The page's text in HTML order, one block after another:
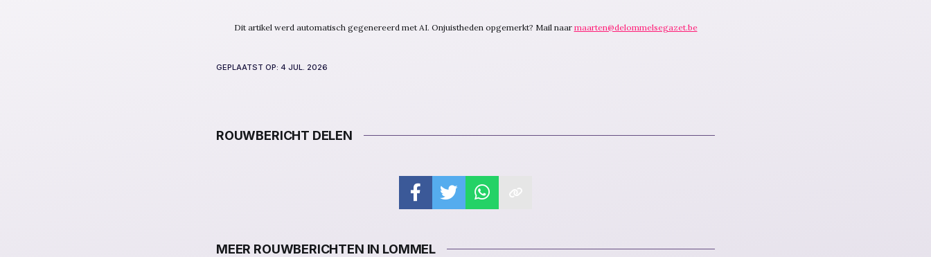
Dit artikel werd automatisch gegenereerd met AI. Onjuistheden opgemerkt? Mail naar maarten@delommelsegazet.be
GEPLAATST OP: 4 JUL. 2026
ROUWBERICHT DELEN
MEER ROUWBERICHTEN IN LOMMEL